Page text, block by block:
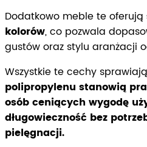
Dodatkowo meble te oferują
kolorów, co pozwala
gustów oraz stylu aranżacji
Wszystkie te cechy
polipropylenu stanowią
osób ceniących wygodę
długowieczność bez
pielęgnacji.